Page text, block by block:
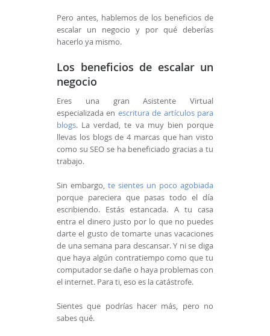
Pero antes, hablemos de los beneficios de
escalar un negocio y por qué deberías
hacerlo ya mismo.
Los beneficios de escalar un
negocio
Eres una gran Asistente Virtual
especializada en escritura de artículos para
blogs. La verdad, te va muy bien porque
llevas los blogs de 4 marcas que han visto
como su SEO se ha beneficiado gracias a tu
trabajo.
Sin embargo, te sientes un poco agobiada
porque pareciera que pasas todo el día
escribiendo. Estás estancada. A tu casa
entra el dinero justo por lo que no puedes
darte el gusto de tomarte unas vacaciones
de una semana para descansar. Y ni se diga
que haya algún contratiempo como que tu
computador se dañe o haya problemas con
el internet. Para ti, eso es la catástrofe.
Sientes que podrías hacer más, pero no
sabes qué.